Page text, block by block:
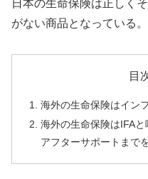
日本の生命保険は正しく
がない商品となっている。
目
海外の生命保険はイン
海外の生命保険はIFA
アフターサポートまで